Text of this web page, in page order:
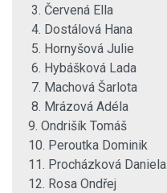
3. Červená Ella
4. Dostálová Hana
5. Hornyšová Julie
6. Hybášková Lada
7. Machová Šarlota
8. Mrázová Adéla
9. Ondrišík Tomáš
10. Peroutka Dominik
11. Procházková Daniela
12. Rosa Ondřej